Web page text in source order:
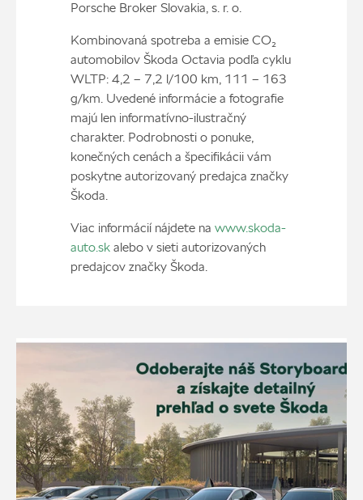
Porsche Broker Slovakia, s. r. o.
Kombinovaná spotreba a emisie CO₂
automobilov Škoda Octavia podľa cyklu
WLTP: 4,2 – 7,2 l/100 km, 111 – 163
g/km. Uvedené informácie a fotografie
majú len informatívno-ilustračný
charakter. Podrobnosti o ponuke,
konečných cenách a špecifikácii vám
poskytne autorizovaný predajca značky
Škoda.
Viac informácií nájdete na www.skoda-
auto.skalebo v sieti autorizovaných
predajcov značky Škoda.